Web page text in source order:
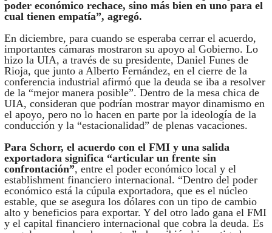
poder económico rechace, sino más bien en uno para el
cual tienen empatía”, agregó.
En diciembre, para cuando se esperaba cerrar el acuerdo,
importantes cámaras mostraron su apoyo al Gobierno. Lo
hizo la UIA, a través de su presidente, Daniel Funes de
Rioja, que junto a Alberto Fernández, en el cierre de la
conferencia industrial afirmó que la deuda se iba a resolver
de la “mejor manera posible”. Dentro de la mesa chica de
UIA, consideran que podrían mostrar mayor dinamismo en
el apoyo, pero no lo hacen en parte por la ideología de la
conducción y la “estacionalidad” de plenas vacaciones.
Para Schorr, el acuerdo con el FMI y una salida
exportadora significa “articular un frente sin
confrontación”, entre el poder económico local y el
establishment financiero internacional. “Dentro del poder
económico está la cúpula exportadora, que es el núcleo
estable, que se asegura los dólares con un tipo de cambio
alto y beneficios para exportar. Y del otro lado gana el FMI
y el capital financiero internacional que cobra la deuda. Es